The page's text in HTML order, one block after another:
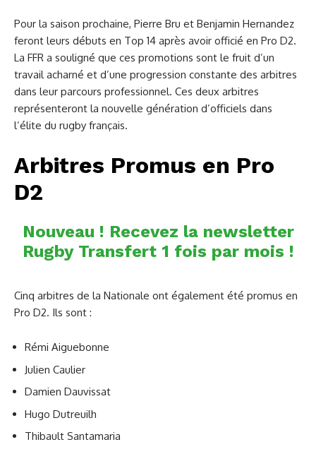
Pour la saison prochaine, Pierre Bru et Benjamin Hernandez
feront leurs débuts en Top 14 après avoir officié en Pro D2.
La FFR a souligné que ces promotions sont le fruit d’un
travail acharné et d’une progression constante des arbitres
dans leur parcours professionnel. Ces deux arbitres
représenteront la nouvelle génération d’officiels dans
l’élite du rugby français.
Arbitres Promus en Pro
D2
Nouveau ! Recevez la newsletter
Rugby Transfert 1 fois par mois !
Cinq arbitres de la Nationale ont également été promus en
Pro D2. Ils sont :
Rémi Aiguebonne
Julien Caulier
Damien Dauvissat
Hugo Dutreuilh
Thibault Santamaria